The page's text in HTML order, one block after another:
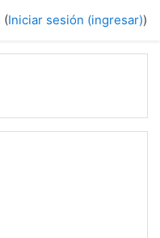
(Iniciar sesión (ingresar))